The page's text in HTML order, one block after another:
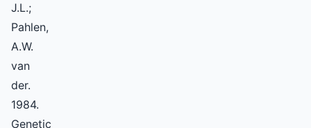
J.L.;
Pahlen,
A.W.
van
der.
1984.
Genetic